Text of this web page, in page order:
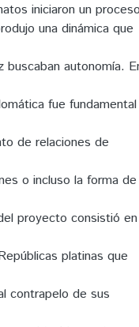
iniciaron un proceso
una dinámica que
autonomía.
fue fundamental
de relaciones de
o incluso la forma de
proyecto consistió en
platinas que
contrapelo de sus